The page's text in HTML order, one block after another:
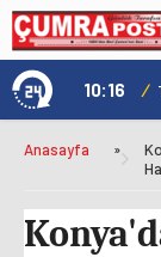
10:16 /
Anasayfa »